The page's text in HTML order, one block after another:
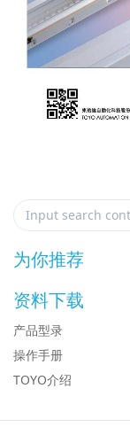
为你推荐
资料下载
产品型录
操作手册
TOYO介绍